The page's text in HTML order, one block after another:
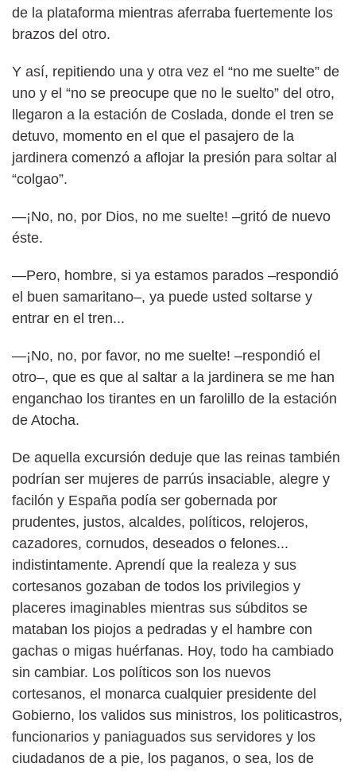
de la plataforma mientras aferraba fuertemente los
brazos del otro.
Y así, repitiendo una y otra vez el “no me suelte” de
uno y el “no se preocupe que no le suelto” del otro,
llegaron a la estación de Coslada, donde el tren se
detuvo, momento en el que el pasajero de la
jardinera comenzó a aflojar la presión para soltar al
“colgao”.
—¡No, no, por Dios, no me suelte! –gritó de nuevo
éste.
—Pero, hombre, si ya estamos parados –respondió
el buen samaritano–, ya puede usted soltarse y
entrar en el tren...
—¡No, no, por favor, no me suelte! –respondió el
otro–, que es que al saltar a la jardinera se me han
enganchao los tirantes en un farolillo de la estación
de Atocha.
De aquella excursión deduje que las reinas también
podrían ser mujeres de parrús insaciable, alegre y
facilón y España podía ser gobernada por
prudentes, justos, alcaldes, políticos, relojeros,
cazadores, cornudos, deseados o felones...
indistintamente. Aprendí que la realeza y sus
cortesanos gozaban de todos los privilegios y
placeres imaginables mientras sus súbditos se
mataban los piojos a pedradas y el hambre con
gachas o migas huérfanas. Hoy, todo ha cambiado
sin cambiar. Los políticos son los nuevos
cortesanos, el monarca cualquier presidente del
Gobierno, los validos sus ministros, los politicastros,
funcionarios y paniaguados sus servidores y los
ciudadanos de a pie, los paganos, o sea, los de